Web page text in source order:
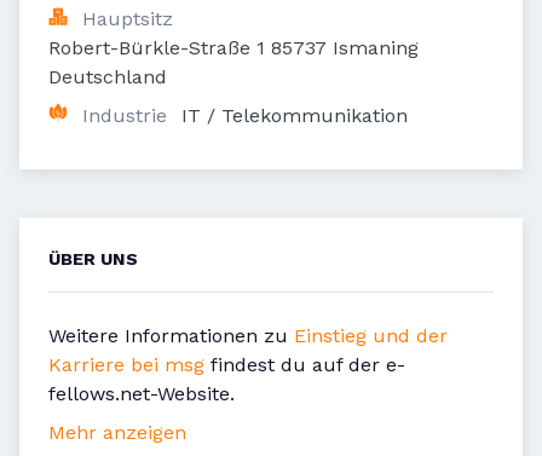
Hauptsitz
Robert-Bürkle-Straße 1 85737 Ismaning
Deutschland
Industrie
IT / Telekommunikation
ÜBER UNS
Weitere Informationen zu Einstieg und der
Karriere bei msg findest du auf der e-
fellows.net-Website.
Mehr anzeigen